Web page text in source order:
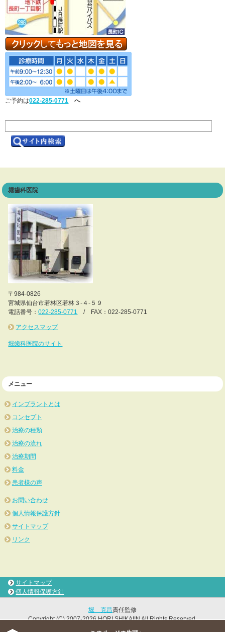
ご予約は022-285-0771 へ
堀歯科医院
〒984-0826
宮城県仙台市若林区若林３-４-５９
電話番号：022-285-0771 / FAX：022-285-0771
アクセスマップ
堀歯科医院のサイト
メニュー
インプラントとは
コンセプト
治療の種類
治療の流れ
治療期間
料金
患者様の声
お問い合わせ
個人情報保護方針
サイトマップ
リンク
サイトマップ
個人情報保護方針
堀 克昌責任監修
Copyright (C) 2007-2026 HORI SHIKAIIN All Rights Reserved.